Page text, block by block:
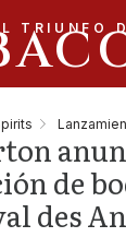
TRIUNFO
de
des